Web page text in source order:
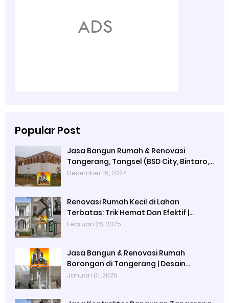
Popular Post
Jasa Bangun Rumah & Renovasi
Tangerang, Tangsel (BSD City, Bintaro,
Gading Serpong, Alam Sutera) hingga
Desember 15, 2024
Renovasi Rumah Kecil di Lahan
Terbatas: Trik Hemat Dan Efektif |
Renovasi Rumah Tangerang | Renovasi
Februari 26, 2025
Jasa Bangun & Renovasi Rumah
Borongan di Tangerang | Desain
Interior & Arsitektur
Januari 01, 2025